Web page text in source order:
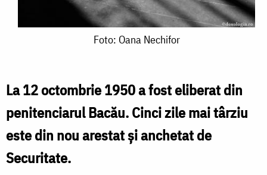
Foto: Oana Nechifor
La 12 octombrie 1950 a fost eliberat din
penitenciarul Bacău. Cinci zile mai târziu
este din nou arestat și anchetat de
Securitate.